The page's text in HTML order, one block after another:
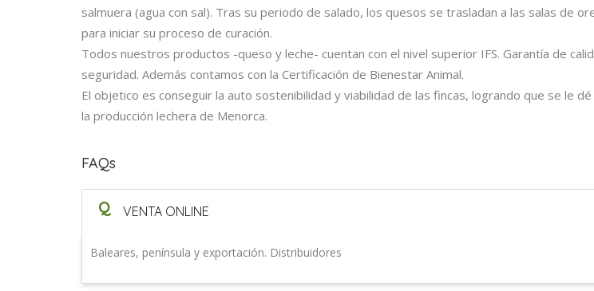
salmuera (agua con sal). Tras su periodo de salado, los quesos se trasladan a las salas de
para iniciar su proceso de curación.
Todos nuestros productos -queso y leche- cuentan con el nivel superior IFS. Garantía de
seguridad. Además contamos con la Certificación de Bienestar Animal.
El objetico es conseguir la auto sostenibilidad y viabilidad de las fincas, logrando que se le
la producción lechera de Menorca.
FAQs
Q VENTA ONLINE
Baleares, península y exportación. Distribuidores